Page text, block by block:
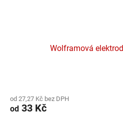
Wolframová
produktu
je
od 27,27 Kč bez DPH
od 33 Kč